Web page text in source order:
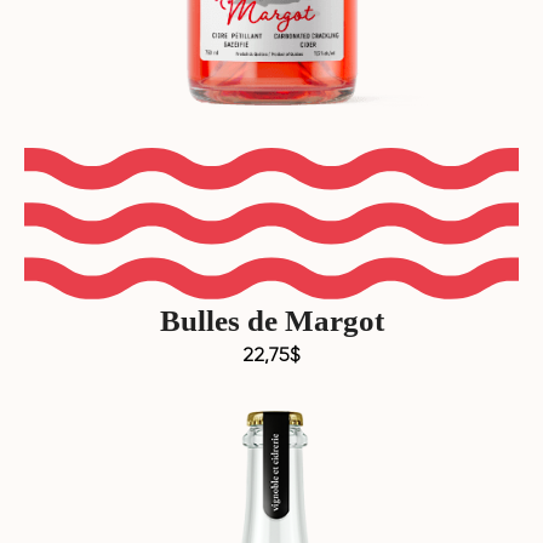
Bulles de Margot
22,75$